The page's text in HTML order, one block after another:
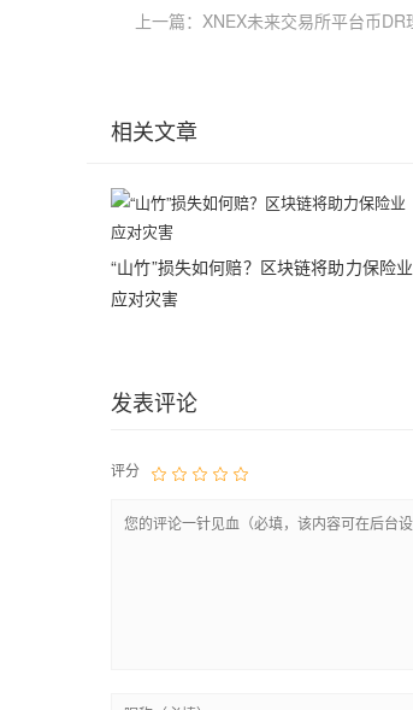
相关文章
“山竹”损失如何赔？区块链将助力保险业
应对灾害
发表评论
评分